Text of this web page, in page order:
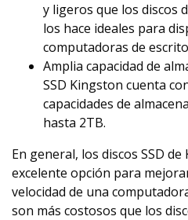
y ligeros que los discos
los hace ideales para
computadoras de
Amplia capacidad de
SSD Kingston cuenta
capacidades de
hasta 2TB.
En general, los discos SSD
excelente opción para
velocidad de una
son más costosos que los